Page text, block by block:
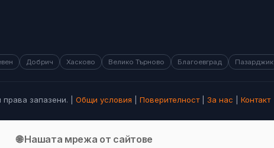
Добрич Хасково Велико Търново Благоевград Пазарджик
запазени. | Общи условия Поверителност| За нас Контакт
🌐 Нашата мрежа от сайтове